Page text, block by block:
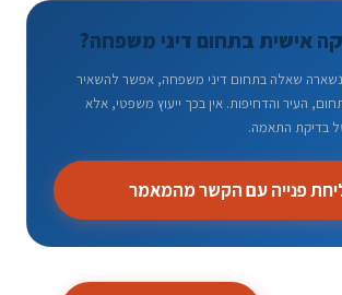
אישית בתחום דיני משפחה?
שאלה בתחום דיני משפחה, אפשר להשאיר
העיר והדחיפות. אין בכך ייעוץ משפטי, אלא
בדיקת התאמה.
פנייה עם הקשר מהמאמר